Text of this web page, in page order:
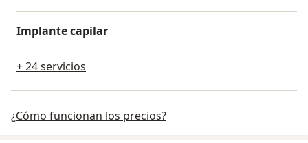
Implante capilar
+ 24 servicios
¿Cómo funcionan los precios?